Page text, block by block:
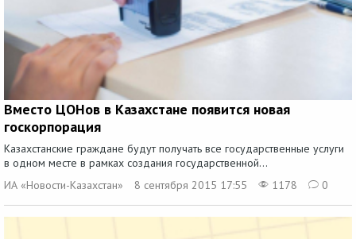
Вместо ЦОНов в Казахстане появится новая
госкорпорация
Казахстанские граждане будут получать все государственные услуги
в одном месте в рамках создания государственной...
ИА «Новости-Казахстан»
8 сентября 2015 17:55 1178 0